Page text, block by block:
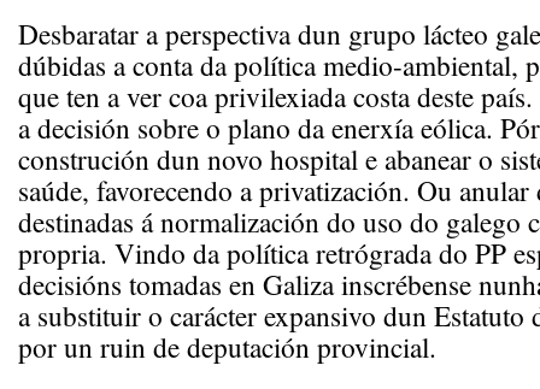
Desbaratar a perspectiva dun grupo lácteo
dúbidas a conta da política medio-ambiental,
que ten a ver coa privilexiada costa deste
a decisión sobre o plano da enerxía eólica.
construción dun novo hospital e abanear o
saúde, favorecendo a privatización. Ou
destinadas á normalización do uso do galego
propria. Vindo da política retrógrada do PP
decisións tomadas en Galiza inscrébense
a substituir o carácter expansivo dun Estatuto
por un ruin de deputación provincial.